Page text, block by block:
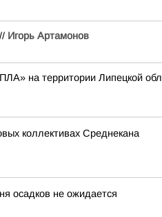
Игорь Артамонов
на территории Липецкой
коллективах Среднекана
осадков не ожидается